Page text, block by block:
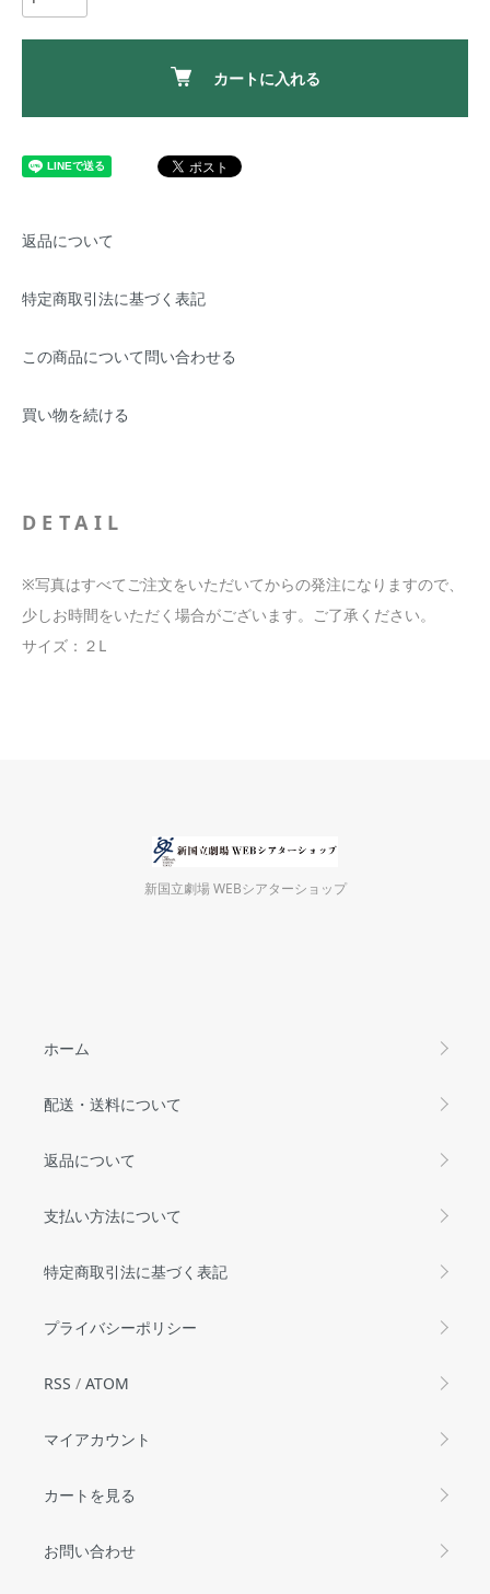
カートに入れる
返品について
特定商取引法に基づく表記
この商品について問い合わせる
買い物を続ける
DETAIL
※写真はすべてご注文をいただいてからの発注になりますので、
少しお時間をいただく場合がございます。ご了承ください。
サイズ：２L
新国立劇場 WEBシアターショップ
ホーム
配送・送料について
返品について
支払い方法について
特定商取引法に基づく表記
プライバシーポリシー
RSS / ATOM
マイアカウント
カートを見る
お問い合わせ